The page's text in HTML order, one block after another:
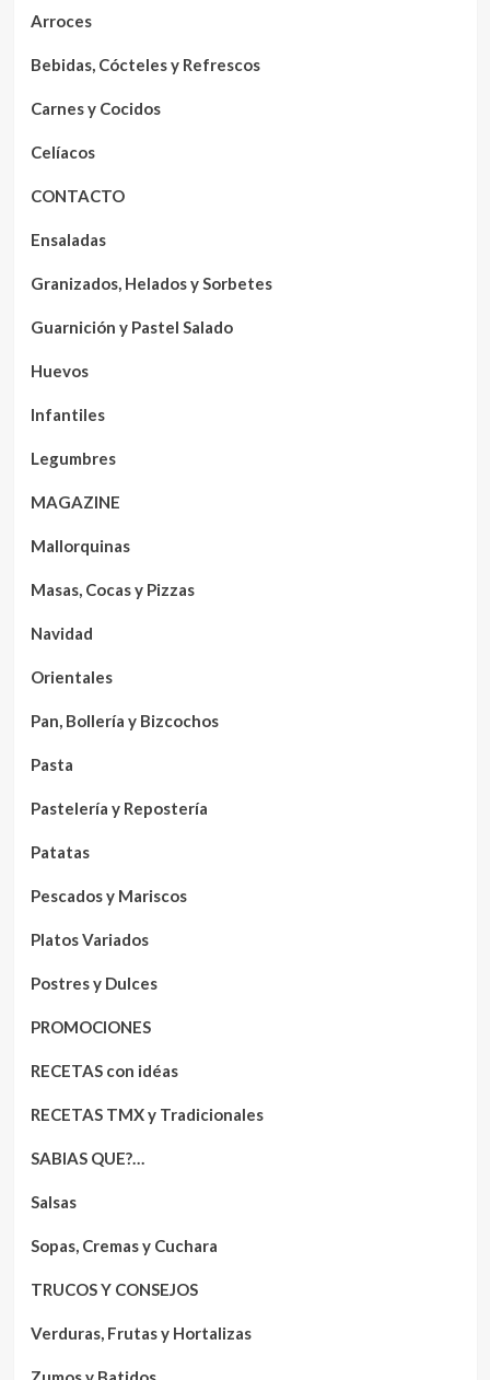
Arroces
Bebidas, Cócteles y Refrescos
Carnes y Cocidos
Celíacos
CONTACTO
Ensaladas
Granizados, Helados y Sorbetes
Guarnición y Pastel Salado
Huevos
Infantiles
Legumbres
MAGAZINE
Mallorquinas
Masas, Cocas y Pizzas
Navidad
Orientales
Pan, Bollería y Bizcochos
Pasta
Pastelería y Repostería
Patatas
Pescados y Mariscos
Platos Variados
Postres y Dulces
PROMOCIONES
RECETAS con idéas
RECETAS TMX y Tradicionales
SABIAS QUE?…
Salsas
Sopas, Cremas y Cuchara
TRUCOS Y CONSEJOS
Verduras, Frutas y Hortalizas